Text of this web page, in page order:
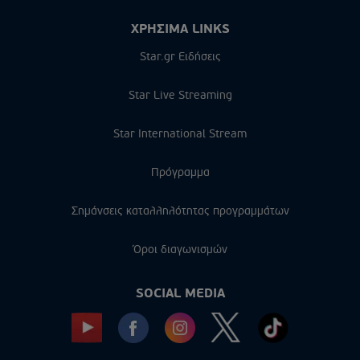
ΧΡΗΣΙΜΑ LINKS
Star.gr Ειδήσεις
Star Live Streaming
Star International Stream
Πρόγραμμα
Σημάνσεις καταλληλότητας προγραμμάτων
Όροι διαγωνισμών
SOCIAL MEDIA